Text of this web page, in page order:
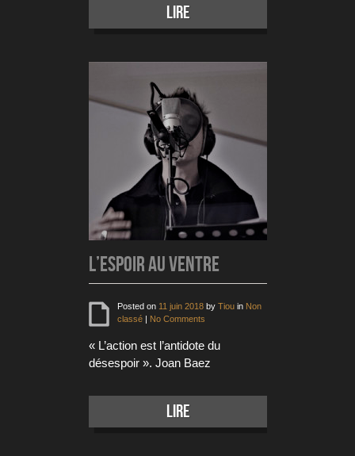
lire
L’espoir au ventre
Posted on 11 juin 2018 by Tiouin Non
classé| No Comments
« L’action est l’antidote du
désespoir ». Joan Baez
lire